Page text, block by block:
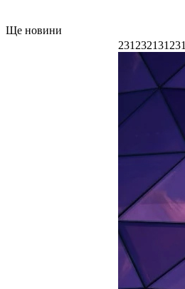
Ще новини
231232131231